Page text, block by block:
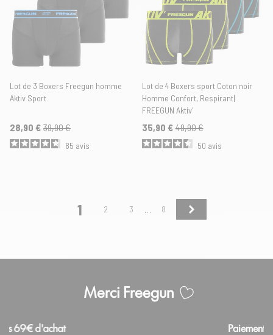
Lot de 3 Boxers Freegun homme
Aktiv Sport
28,90 € 39,90 €
85 avis
Lot de 4 Boxers sport Coton noir
Homme Confort, Respirant|
FREEGUN Aktiv'
35,90 € 49,90 €
50 avis
1 2 3 … 8 Suivant
Merci Freegun